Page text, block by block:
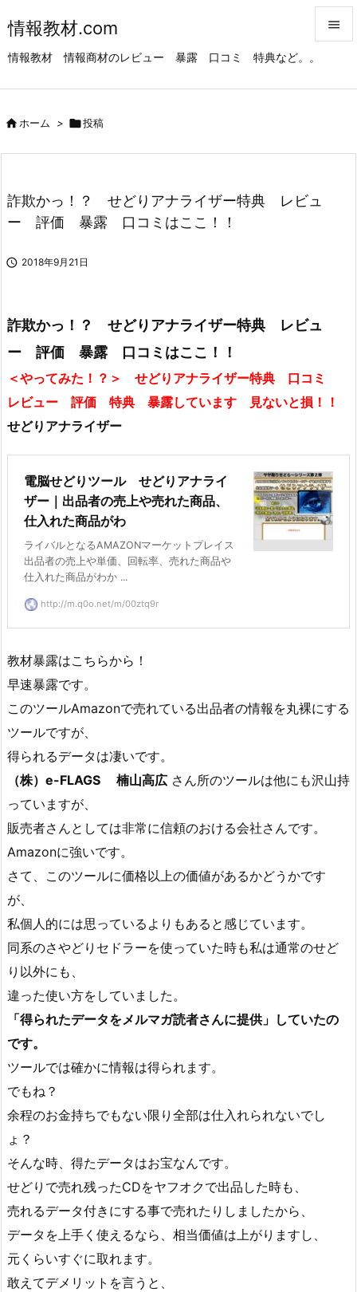
情報教材.com
情報教材 情報商材のレビュー 暴露 口コミ 特典など。。

前へ
ホーム > 投稿
詐欺かっ！？ せどりアナライザー特典 レビュ
ー 評価 暴露 口コミはここ！！
 2018年9月21日
詐欺かっ！？ せどりアナライザー特典 レビュ
ー 評価 暴露 口コミはここ！！
＜やってみた！？＞ せどりアナライザー特典 口コミ
レビュー 評価 特典 暴露しています 見ないと損！！
せどりアナライザー
電脳せどりツール せどりアナライ
ザー｜出品者の売上や売れた商品、
仕入れた商品がわ
ライバルとなるAMAZONマーケットプレイス
出品者の売上や単価、回転率、売れた商品や
仕入れた商品がわか ...
http://m.q0o.net/m/00ztq9r
教材暴露はこちらから！
早速暴露です。
このツールAmazonで売れている出品者の情報を丸裸にする
ツールですが、
得られるデータは凄いです。
（株）e-FLAGS 楠山高広 さん所のツールは他にも沢山持
っていますが、
販売者さんとしては非常に信頼のおける会社さんです。
Amazonに強いです。
さて、このツールに価格以上の価値があるかどうかです
が、
私個人的には思っているよりもあると感じています。
同系のさやどりセドラーを使っていた時も私は通常のせど
り以外にも、
違った使い方をしていました。
「得られたデータをメルマガ読者さんに提供」していたの
です。
ツールでは確かに情報は得られます。
でもね？
余程のお金持ちでもない限り全部は仕入れられないでし
ょ？
そんな時、得たデータはお宝なんです。
せどりで売れ残ったCDをヤフオクで出品した時も、
売れるデータ付きにする事で売れたりしましたから、
データを上手く使えるなら、相当価値は上がりますし、
元くらいすぐに取れます。
敢えてデメリットを言うと、